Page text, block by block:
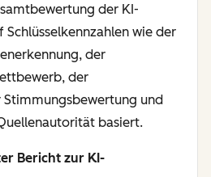
der KI-
Schlüsselkennzahlen wie der
der
der
und
basiert.
Bericht zur KI-